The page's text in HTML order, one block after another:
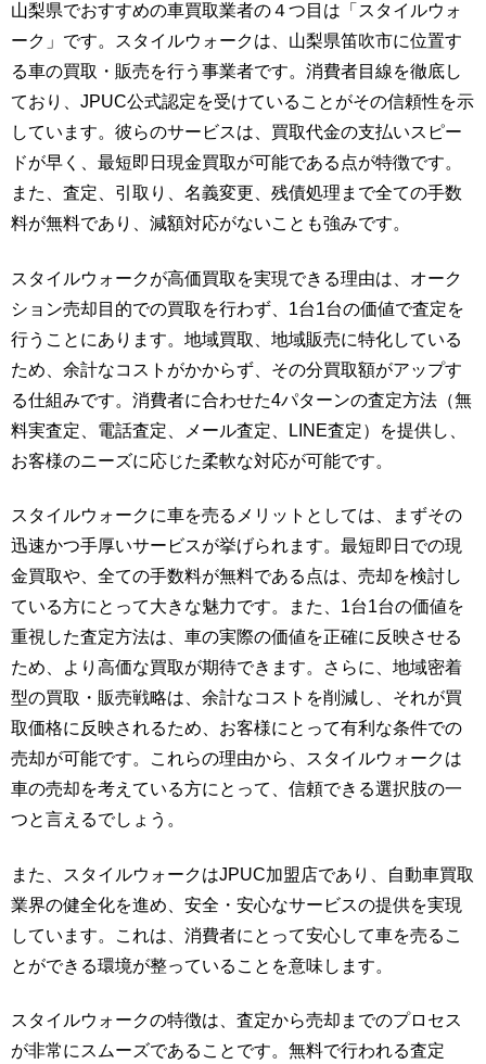
山梨県でおすすめの車買取業者の４つ目は「スタイルウォ
ーク」です。スタイルウォークは、山梨県笛吹市に位置す
る車の買取・販売を行う事業者です。消費者目線を徹底し
ており、JPUC公式認定を受けていることがその信頼性を示
しています。彼らのサービスは、買取代金の支払いスピー
ドが早く、最短即日現金買取が可能である点が特徴です。
また、査定、引取り、名義変更、残債処理まで全ての手数
料が無料であり、減額対応がないことも強みです。
スタイルウォークが高価買取を実現できる理由は、オーク
ション売却目的での買取を行わず、1台1台の価値で査定を
行うことにあります。地域買取、地域販売に特化している
ため、余計なコストがかからず、その分買取額がアップす
る仕組みです。消費者に合わせた4パターンの査定方法（無
料実査定、電話査定、メール査定、LINE査定）を提供し、
お客様のニーズに応じた柔軟な対応が可能です。
スタイルウォークに車を売るメリットとしては、まずその
迅速かつ手厚いサービスが挙げられます。最短即日での現
金買取や、全ての手数料が無料である点は、売却を検討し
ている方にとって大きな魅力です。また、1台1台の価値を
重視した査定方法は、車の実際の価値を正確に反映させる
ため、より高価な買取が期待できます。さらに、地域密着
型の買取・販売戦略は、余計なコストを削減し、それが買
取価格に反映されるため、お客様にとって有利な条件での
売却が可能です。これらの理由から、スタイルウォークは
車の売却を考えている方にとって、信頼できる選択肢の一
つと言えるでしょう。
また、スタイルウォークはJPUC加盟店であり、自動車買取
業界の健全化を進め、安全・安心なサービスの提供を実現
しています。これは、消費者にとって安心して車を売るこ
とができる環境が整っていることを意味します。
スタイルウォークの特徴は、査定から売却までのプロセス
が非常にスムーズであることです。無料で行われる査定